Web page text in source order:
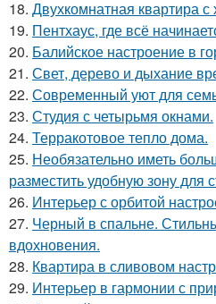
18. Двухкомнатная квартира
19. Пентхаус, где всё
20. Балийское настроение в
21. Свет, дерево и дыхание
22. Современный уют для
23. Студия с четырьмя окнами.
24. Терракотовое тепло дома.
25. Необязательно иметь
разместить удобную зону для
26. Интерьер с орбитой
27. Черный в спальне.
вдохновения.
28. Квартира в сливовом
29. Интерьер в гармонии с